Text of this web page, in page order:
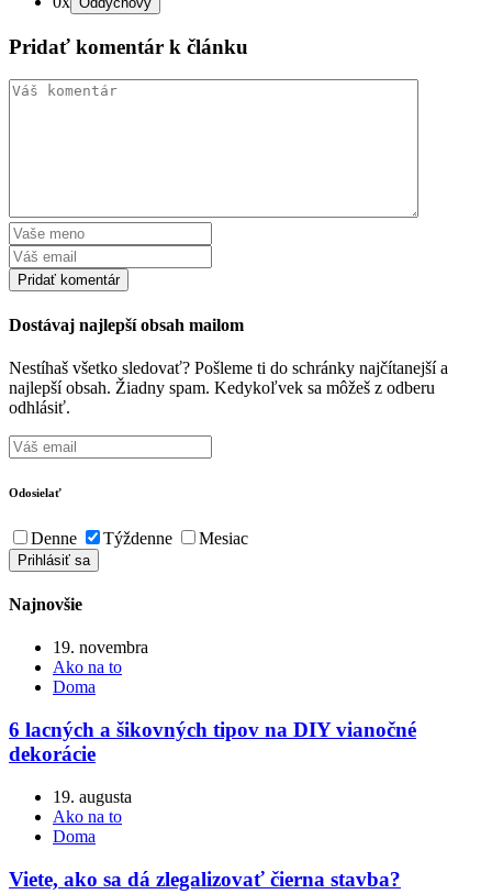
Pridať komentár k článku
Dostávaj najlepší obsah mailom
Nestíhaš všetko sledovať? Pošleme ti do schránky najčítanejší a
najlepší obsah. Žiadny spam. Kedykoľvek sa môžeš z odberu
odhlásiť.
Odosielať
Denne Týždenne Mesiac
Najnovšie
19. novembra
Ako na to
Doma
6 lacných a šikovných tipov na DIY vianočné
dekorácie
19. augusta
Ako na to
Doma
Viete, ako sa dá zlegalizovať čierna stavba?